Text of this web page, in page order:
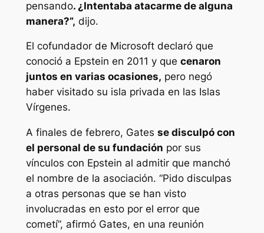
pensando. ¿Intentaba atacarme de alguna
manera?”, dijo.
El cofundador de Microsoft declaró que
conoció a Epstein en 2011 y que cenaron
juntos en varias ocasiones, pero negó
haber visitado su isla privada en las Islas
Vírgenes.
A finales de febrero, Gates se disculpó con
el personal de su fundación por sus
vínculos con Epstein al admitir que manchó
el nombre de la asociación. “Pido disculpas
a otras personas que se han visto
involucradas en esto por el error que
cometí”, afirmó Gates, en una reunión